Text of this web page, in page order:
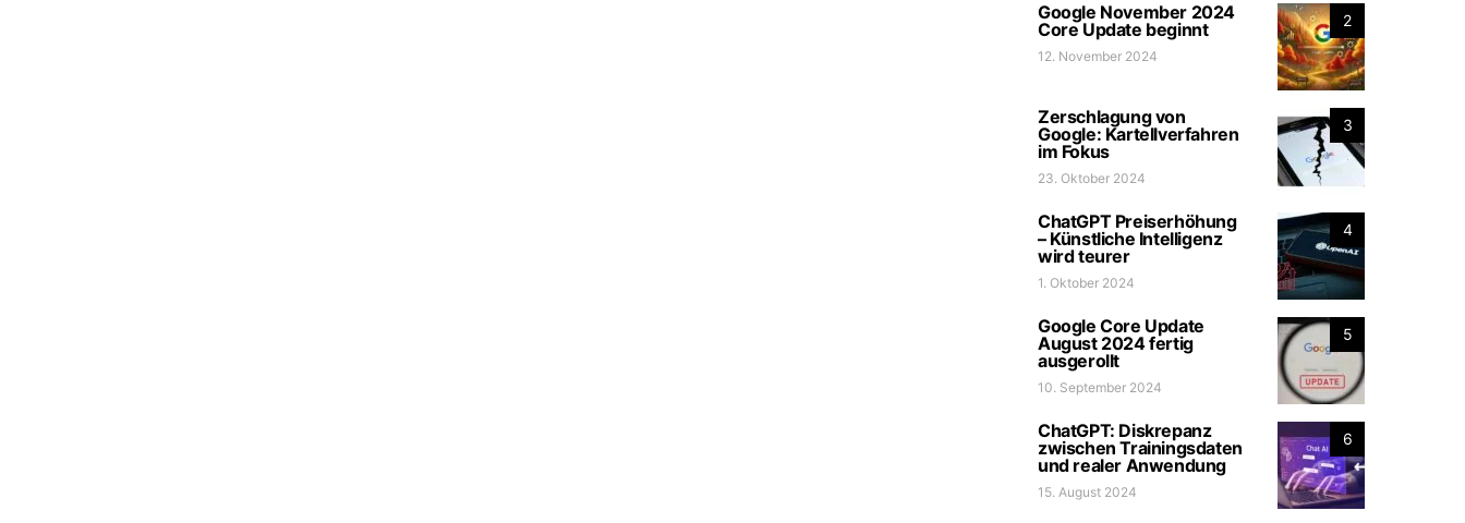
2
Google November 2024
Core Update beginnt
12. November 2024
3
Zerschlagung von
Google: Kartellverfahren
im Fokus
23. Oktober 2024
4
ChatGPT Preiserhöhung
– Künstliche Intelligenz
wird teurer
1. Oktober 2024
5
Google Core Update
August 2024 fertig
ausgerollt
10. September 2024
6
ChatGPT: Diskrepanz
zwischen Trainingsdaten
und realer Anwendung
15. August 2024